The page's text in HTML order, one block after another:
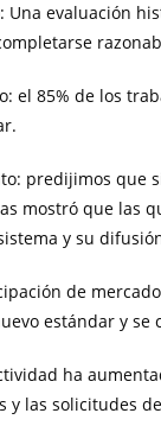
Una evaluación
el 85% de los
predijimos que
mostró que las
y su
de
estándar y
ha
y las solicitudes